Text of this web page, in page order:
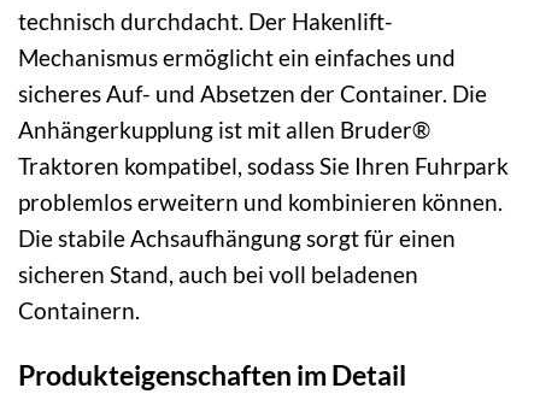
technisch durchdacht. Der Hakenlift-
Mechanismus ermöglicht ein einfaches und
sicheres Auf- und Absetzen der Container. Die
Anhängerkupplung ist mit allen Bruder®
Traktoren kompatibel, sodass Sie Ihren Fuhrpark
problemlos erweitern und kombinieren können.
Die stabile Achsaufhängung sorgt für einen
sicheren Stand, auch bei voll beladenen
Containern.
Produkteigenschaften im Detail